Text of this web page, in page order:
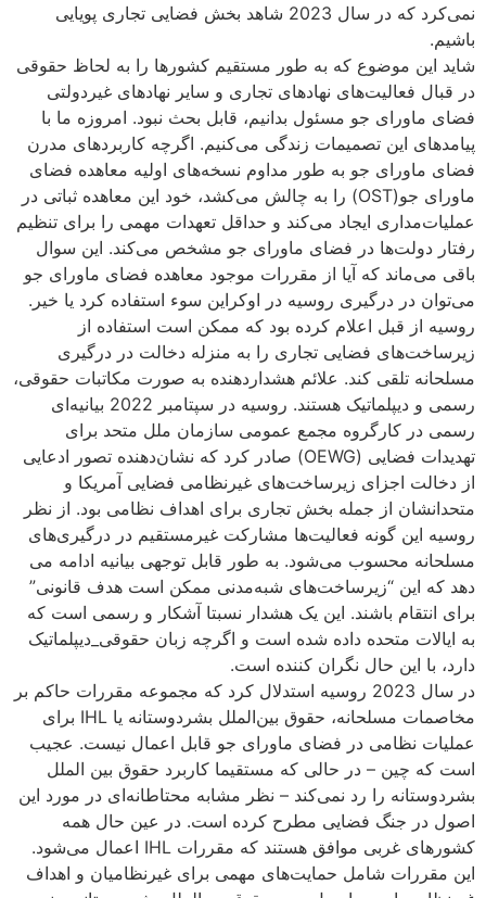
نمی‌کرد که در سال 2023 شاهد بخش فضایی تجاری پویایی
باشیم.
شاید این موضوع که به طور مستقیم کشورها را به لحاظ حقوقی
در قبال فعالیت‌های نهادهای تجاری و سایر نهادهای غیردولتی
فضای ماورای جو مسئول بدانیم، قابل بحث نبود. امروزه ما با
پیامدهای این تصمیمات زندگی می‌کنیم. اگرچه کاربردهای مدرن
فضای ماورای جو به طور مداوم نسخه‌های اولیه معاهده فضای
ماورای جو(OST) را به چالش می‌کشد، خود این معاهده ثباتی در
عملیات‌مداری ایجاد می‌کند و حداقل تعهدات مهمی را برای تنظیم
رفتار دولت‌‌ها در فضای ماورای جو مشخص می‌کند. این سوال
باقی می‌ماند که آیا از مقررات موجود معاهده فضای ماورای جو
می‌توان در درگیری روسیه در اوکراین سوء استفاده کرد یا خیر.
روسیه از قبل اعلام کرده بود که ممکن است استفاده از
زیرساخت‌های فضایی تجاری را به منزله دخالت در درگیری
مسلحانه تلقی کند. علائم هشداردهنده به صورت مکاتبات حقوقی،
رسمی و دیپلماتیک هستند. روسیه در سپتامبر 2022 بیانیه‌ای
رسمی در کارگروه مجمع عمومی سازمان ملل متحد برای
تهدیدات فضایی (OEWG) صادر کرد که نشان‌دهنده تصور ادعایی
از دخالت اجزای زیرساخت‌های غیرنظامی فضایی آمریکا و
متحدانشان از جمله بخش تجاری برای اهداف نظامی بود. از نظر
روسیه این گونه فعالیت‌ها مشارکت غیرمستقیم در درگیری‌های
مسلحانه محسوب می‌شود. به طور قابل توجهی بیانیه ادامه می
دهد که این “زیرساخت‌های شبه‌مدنی ممکن است هدف قانونی”
برای انتقام باشند. این یک هشدار نسبتا آشکار و رسمی است که
به ایالات متحده داده شده است و اگرچه زبان حقوقی_دیپلماتیک
دارد، با این حال نگران‌ کننده است.
در سال 2023 روسیه استدلال کرد که مجموعه مقررات حاکم بر
مخاصمات مسلحانه، حقوق بین‌الملل بشردوستانه یا IHL برای
عملیات نظامی در فضای ماورای جو قابل اعمال نیست. عجیب
است که چین – در حالی که مستقیما کاربرد حقوق بین الملل
بشردوستانه را رد نمی‌کند – نظر مشابه محتاطانه‌ای در مورد این
اصول در جنگ فضایی مطرح کرده است. در عین حال همه
کشورهای غربی موافق هستند که مقررات IHL اعمال می‌شود.
این مقررات شامل حمایت‌های مهمی برای غیرنظامیان و اهداف